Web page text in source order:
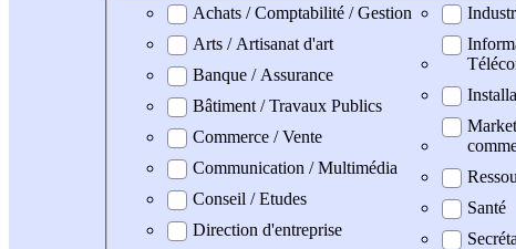
Domaine professionel
Achats / Comptabilité / Gestion
Arts / Artisanat d'art
Banque / Assurance
Bâtiment / Travaux Publics
Commerce / Vente
Communication / Multimédia
Conseil / Etudes
Direction d'entreprise
Santé